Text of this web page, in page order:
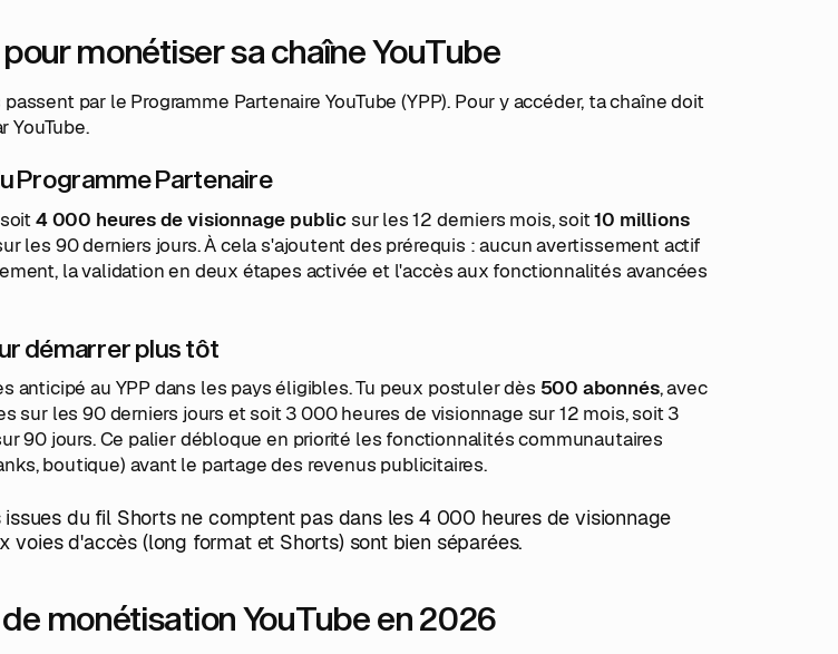
monétiser sa chaîne YouTube
par le Programme Partenaire YouTube (YPP). Pour y accéder, ta chaîne doit
YouTube.
Programme Partenaire
4 000 heures de visionnage publicsur les 12 derniers mois, soit10 millions
les 90 derniers jours. À cela s'ajoutent des prérequis : aucun avertissement actif
la validation en deux étapes activée et l'accès aux fonctionnalités avancées
démarrer plus tôt
anticipé au YPP dans les pays éligibles. Tu peux postuler dès 500 abonnés, avec
sur les 90 derniers jours et soit 3 000 heures de visionnage sur 12 mois, soit 3
90 jours. Ce palier débloque en priorité les fonctionnalités communautaires
boutique) avant le partage des revenus publicitaires.
issues du fil Shorts ne comptent pas dans les 4 000 heures de visionnage
voies d'accès (long format et Shorts) sont bien séparées.
monétisation YouTube en 2026